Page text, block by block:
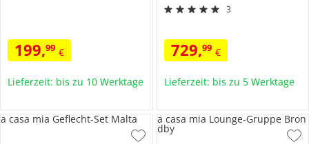
199,99 €
Lieferzeit: bis zu 10 Werktage
3
729,99 €
Lieferzeit: bis zu 5 Werktage
a casa mia Geflecht-Set Malta a casa mia Lounge-Gruppe Bron
dby